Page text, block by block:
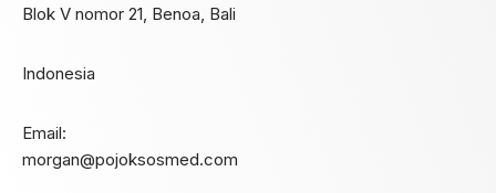
Blok V nomor 21, Benoa, Bali
Indonesia
Email:
morgan@pojoksosmed.com